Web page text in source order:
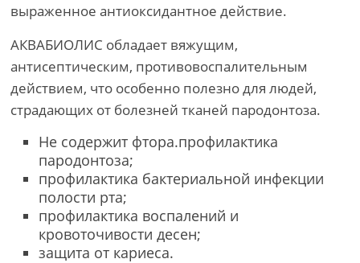
выраженное антиоксидантное действие.
АКВАБИОЛИС обладает вяжущим,
антисептическим, противовоспалительным
действием, что особенно полезно для людей,
страдающих от болезней тканей пародонтоза.
Не содержит фтора.профилактика
пародонтоза;
профилактика бактериальной инфекции
полости рта;
профилактика воспалений и
кровоточивости десен;
защита от кариеса.